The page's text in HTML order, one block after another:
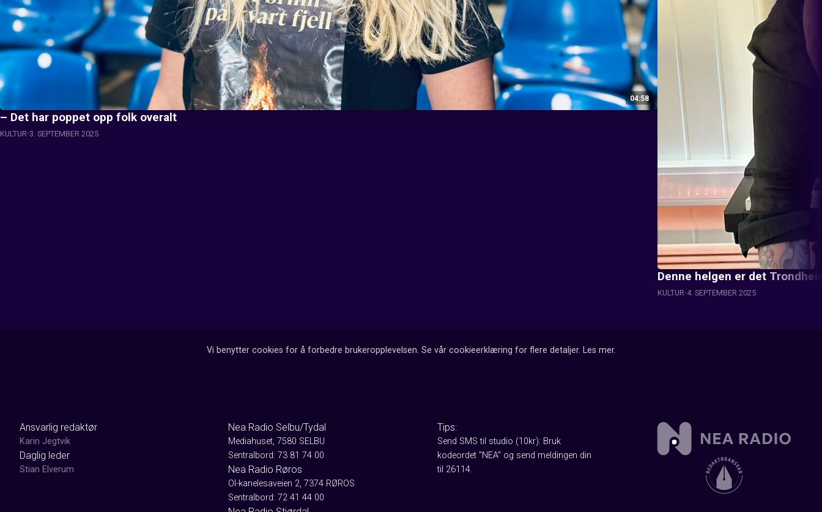
04:58
– Det har poppet opp folk overalt
KULTUR 3. SEPTEMBER 2025
Denne helgen er det
KULTUR 4. SEPTEMBER 2025
Vi benytter cookies for å forbedre brukeropplevelsen. Se vår cookieerklæring for flere detaljer. Les mer.
Ansvarlig redaktør
Karin Jegtvik
Daglig leder
Stian Elverum
Nea Radio Selbu/Tydal
Mediahuset, 7580 SELBU
Sentralbord: 73 81 74 00
Nea Radio Røros
Ol-kanelesaveien 2, 7374 RØROS
Sentralbord: 72 41 44 00
Tips:
Send SMS til studio (10kr): Bruk
kodeordet "NEA" og send meldingen din
til 26114.